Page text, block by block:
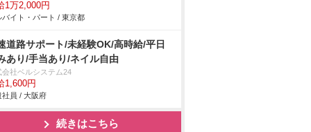
障制度あり ※社内規定あり最大20万
給（現任・資格あり・経験者）※社内
あり格安物件を多数ご紹介出来ます！
実績多数！初期費用等相談に乗りま
マイカー・バイク通勤可能！二種教習
研修期間中は日給12,000円支給夜日勤
採用中！定着率抜群！勤続10年以上の
員が50名以上！勤務体系を自由に選べ
無線配車なし！自分のペースで仕事が
1万2,000円
バイト・パート / 東京都
道路サポート/未経験OK/高時給/平日
あり/手当あり/ネイル自由
会社ベルシステム24
1,600円
社員 / 大阪府
続きはこちら